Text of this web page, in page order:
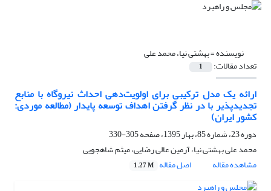
نویسنده =بهشتی نیا، محمد علی
تعداد مقالات: 1
ارائه یک مدل ترکیبی برای اولویت‌دهی احداث نیروگاه با منابع
تجدید‌پذیر با در نظر گرفتن اهداف توسعه پایدار (مطالعه موردی:
کشور ایران)
دوره 23، شماره 85، بهار 1395، صفحه
305-330
محمد علی بهشتی نیا، آرمین عالی رضایی، میثم شاهجویی
مشاهده مقاله
اصل مقاله 1.27 M